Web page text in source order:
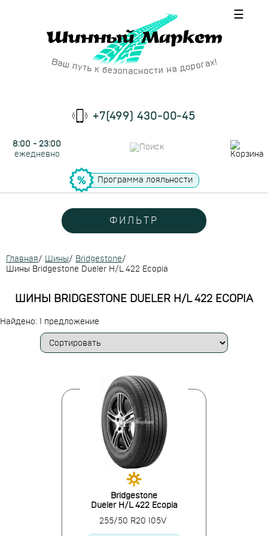
☰
+7(499) 430-00-45
8:00 - 23:00
ежедневно
Программа лояльности
ФИЛЬТР
Главная/ Шины/ Bridgestone/
Шины Bridgestone Dueler H/L 422 Ecopia
ШИНЫ BRIDGESTONE DUELER H/L 422 ECOPIA
Найдено: 1 предложение
Bridgestone
Dueler H/L 422 Ecopia
255/50 R20 105V